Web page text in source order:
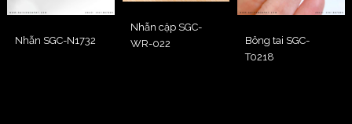
Nhẫn SGC-N1732
Nhẫn cặp SGC-
WR-022
Bông tai SGC-
T0218